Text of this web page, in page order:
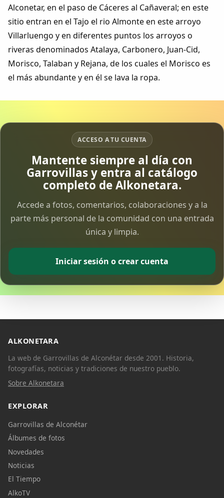
Peñas
La palra
Modo oscuro
Alconetar, en el paso de Cáceres al Cañaveral; en este
sitio entran en el Tajo el rio Almonte en este arroyo
Villarluengo y en diferentes puntos los arroyos o
riveras denominados Atalaya, Carbonero, Juan-Cid,
Morisco, Talaban y Rejana, de los cuales el Morisco es
el más abundante y en él se lava la ropa.
ACCESO A TU CUENTA
Mantente siempre al día con
Garrovillas y entra al catálogo
completo de Alkonetara.
Accede a fotos, comentarios, colaboraciones y a la
parte más personal de la comunidad con una entrada
única y limpia.
Iniciar sesión o crear cuenta
Compartir en Facebook
Compartir en Twitter
Copiar enlace
ALKONETARA
La web de Garrovillas de Alconétar desde 2001. Historia,
fotografías, noticias y tradiciones de nuestro pueblo.
Sobre Alkonetara
EXPLORAR
Garrovillas de Alconétar
Álbumes de fotos
Novedades
Noticias
El Tiempo
AlkoTV